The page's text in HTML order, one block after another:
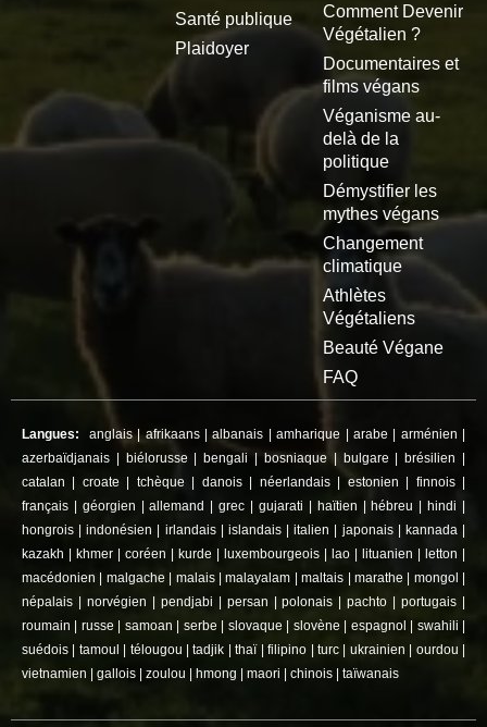
Santé publique
Plaidoyer
Comment Devenir
Végétalien ?
Documentaires et
films végans
Véganisme au-
delà de la
politique
Démystifier les
mythes végans
Changement
climatique
Athlètes
Végétaliens
Beauté Végane
FAQ
Langues: anglais| afrikaans|albanais |amharique arabe arménien
azerbaïdjanais
biélorusse| bengali bosniaque| bulgare| brésilien
catalan
croate| tchèque| danois| néerlandais| estonien finnois|
français
géorgien |allemand |grec gujarati haïtien hébreu hindi
hongrois |indonésien irlandais| islandais|italien japonais| kannada|
kazakh
khmer coréen kurde luxembourgeois lao lituanien letton
macédonien
malgache malais|malayalam |maltais marathe mongol
népalais
norvégien pendjabi persan |polonais |pachto |portugais
roumain
russe| samoan serbe| slovaque| slovène| espagnol swahili
suédois
tamoul télougou |tadjik |thaï|filipino turc| ukrainien ourdou
vietnamien
gallois zoulou hmong maori chinois taïwanais